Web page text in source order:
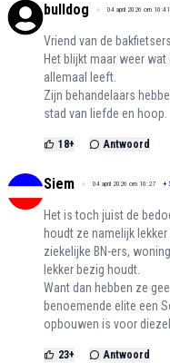
bulldog 04 april 2026 om 10:41
Vriend van de
Het blijkt maar weer
allemaal leeft.
Zijn behandelaars
stad van liefde en hoop.
18+ Antwoord
Siem 04 april 2026 om 10:27 +
Het is toch juist de
houdt ze namelijk
ziekelijke BN-ers,
lekker bezig houdt.
Want dan hebben ze
benoemende elite een
opbouwen is voor
23+ Antwoord